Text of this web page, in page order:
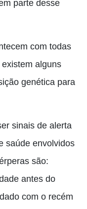
parte desse
com todas
alguns
genética para
sinais de alerta
saúde envolvidos
são:
antes do
com o recém